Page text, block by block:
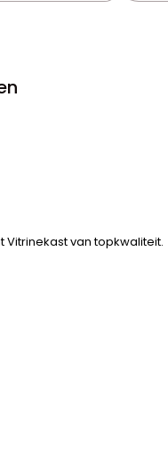
van topkwaliteit.